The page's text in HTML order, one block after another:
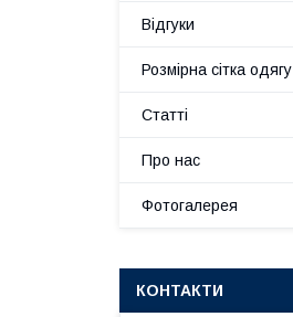
Відгуки
Розмірна сітка одягу
Статті
Про нас
Фотогалерея
КОНТАКТИ